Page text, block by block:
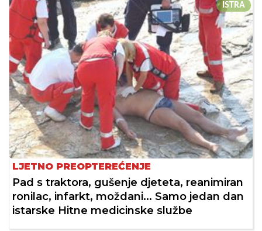
ISTRA
LJETNO PREOPTEREĆENJE
Pad s traktora, gušenje djeteta, reanimiran
ronilac, infarkt, moždani... Samo jedan dan
istarske Hitne medicinske službe